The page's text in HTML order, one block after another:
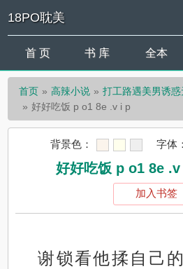
18PO耽美
首 页 书 库 全本
首页 高辣小说
打工路遇美男诱
好好吃饭 p o1 8e .v i p
背景色： 字体：
好好吃饭 p o1 8e .v
加入书签
谢锁看他揉自己